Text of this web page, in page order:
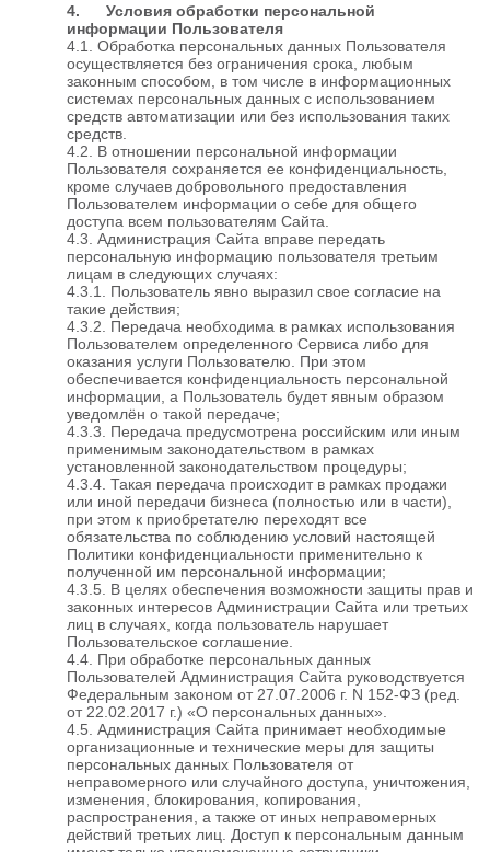
4. Условия обработки персональной
информации Пользователя
4.1. Обработка персональных данных Пользователя
осуществляется без ограничения срока, любым
законным способом, в том числе в информационных
системах персональных данных с использованием
средств автоматизации или без использования таких
средств.
4.2. В отношении персональной информации
Пользователя сохраняется ее конфиденциальность,
кроме случаев добровольного предоставления
Пользователем информации о себе для общего
доступа всем пользователям Сайта.
4.3. Администрация Сайта вправе передать
персональную информацию пользователя третьим
лицам в следующих случаях:
4.3.1. Пользователь явно выразил свое согласие на
такие действия;
4.3.2. Передача необходима в рамках использования
Пользователем определенного Сервиса либо для
оказания услуги Пользователю. При этом
обеспечивается конфиденциальность персональной
информации, а Пользователь будет явным образом
уведомлён о такой передаче;
4.3.3. Передача предусмотрена российским или иным
применимым законодательством в рамках
установленной законодательством процедуры;
4.3.4. Такая передача происходит в рамках продажи
или иной передачи бизнеса (полностью или в части),
при этом к приобретателю переходят все
обязательства по соблюдению условий настоящей
Политики конфиденциальности применительно к
полученной им персональной информации;
4.3.5. В целях обеспечения возможности защиты прав и
законных интересов Администрации Сайта или третьих
лиц в случаях, когда пользователь нарушает
Пользовательское соглашение.
4.4. При обработке персональных данных
Пользователей Администрация Сайта руководствуется
Федеральным законом от 27.07.2006 г. N 152-ФЗ (ред.
от 22.02.2017 г.) «О персональных данных».
4.5. Администрация Сайта принимает необходимые
организационные и технические меры для защиты
персональных данных Пользователя от
неправомерного или случайного доступа, уничтожения,
изменения, блокирования, копирования,
распространения, а также от иных неправомерных
действий третьих лиц. Доступ к персональным данным